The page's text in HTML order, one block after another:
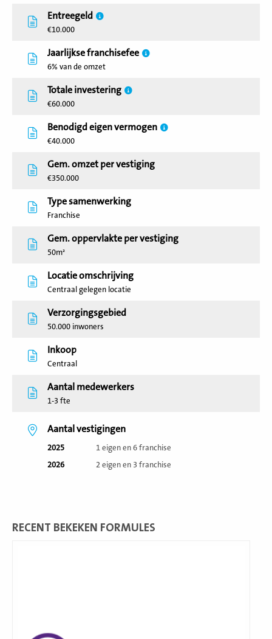
Entreegeld
€10.000
Jaarlijkse franchisefee
6% van de omzet
Totale investering
€60.000
Benodigd eigen vermogen
€40.000
Gem. omzet per vestiging
€350.000
Type samenwerking
Franchise
Gem. oppervlakte per vestiging
50m²
Locatie omschrijving
Centraal gelegen locatie
Verzorgingsgebied
50.000 inwoners
Inkoop
Centraal
Aantal medewerkers
1-3 fte
Aantal vestigingen
2025
1 eigen en 6 franchise
2026
2 eigen en 3 franchise
RECENT BEKEKEN FORMULES